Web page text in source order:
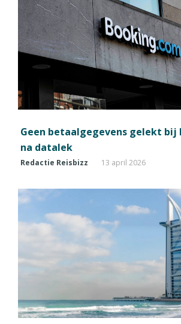
Geen betaalgegevens gelekt bij
na datalek
Redactie Reisbizz 13 april 2026